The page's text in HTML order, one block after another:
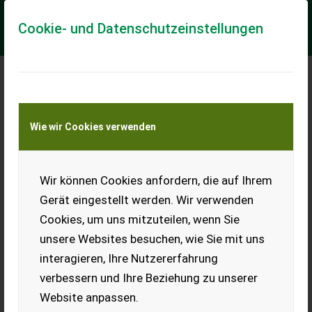
Cookie- und Datenschutzeinstellungen
Wie wir Cookies verwenden
Wir können Cookies anfordern, die auf Ihrem
Gerät eingestellt werden. Wir verwenden
Cookies, um uns mitzuteilen, wenn Sie
unsere Websites besuchen, wie Sie mit uns
interagieren, Ihre Nutzererfahrung
verbessern und Ihre Beziehung zu unserer
Website anpassen.
Meine Transportkostenanfrage
Transport von Land- und Baumaschinen –
KEINE Tiertransporte
Palettengabel für
Kran
Palettengabel für Kran,
verstellbar in Höhe und
Breite, Zustand gut, sofort
einsatzbereit.
EUR 0